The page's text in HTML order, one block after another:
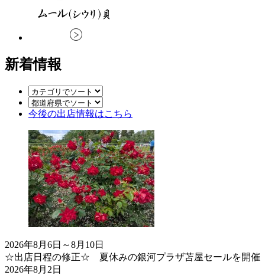
新着情報
今後の出店情報はこちら
2026年8月6日～8月10日
☆出店日程の修正☆ 夏休みの銀河プラザ苫屋セールを開催
2026年8月2日